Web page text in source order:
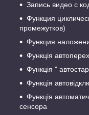
Запись видео с
Функция
промежутков)
Функция
Функція
Функція "
Функція
Функція
сенсора